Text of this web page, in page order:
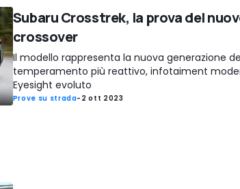
Subaru Crosstrek, la prova del
crossover
Il modello rappresenta la nuova generazione
temperamento più reattivo, infotaiment
Eyesight evoluto
Prove su strada- 2 ott 2023